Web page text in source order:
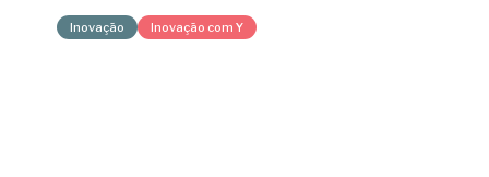
Inovação Inovação com Y